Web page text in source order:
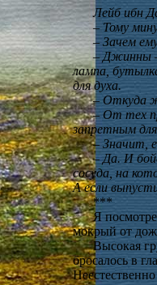
Лейб ибн
– Тому
– Зачем
– Джинны —
лампа,
для духа.
– Откуда
– От тех
запретным
– Значит,
– Да. И
сосуда, на
А если
***
Я
мокрый от
Высокая
бросалось в